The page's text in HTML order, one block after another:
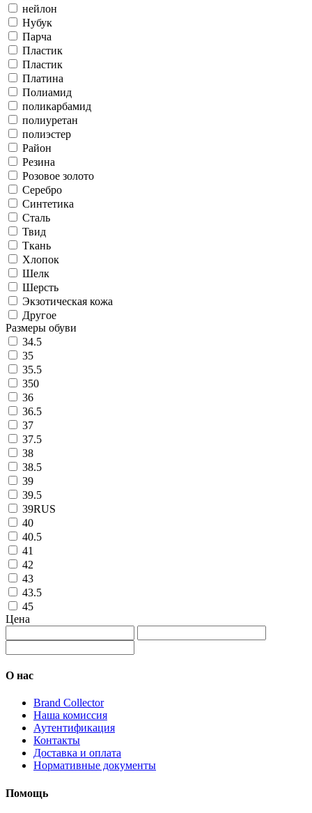
нейлон
Нубук
Парча
Пластик
Пластик
Платина
Полиамид
поликарбамид
полиуретан
полиэстер
Район
Резина
Розовое золото
Серебро
Синтетика
Сталь
Твид
Ткань
Хлопок
Шелк
Шерсть
Экзотическая кожа
Другое
Размеры обуви
34.5
35
35.5
350
36
36.5
37
37.5
38
38.5
39
39.5
39RUS
40
40.5
41
42
43
43.5
45
Цена
О нас
Brand Collector
Наша комиссия
Аутентификация
Контакты
Доставка и оплата
Нормативные документы
Помощь